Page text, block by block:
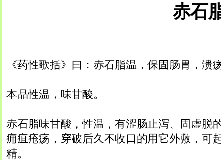
赤石
《药性歌括》曰：赤石脂温，保固肠胃，溃
本品性温，味甘酸。
赤石脂味甘酸，性温，有涩肠止泻、固虚脱
痈疽疮疡，穿破后久不收口的用它外敷，可
精。